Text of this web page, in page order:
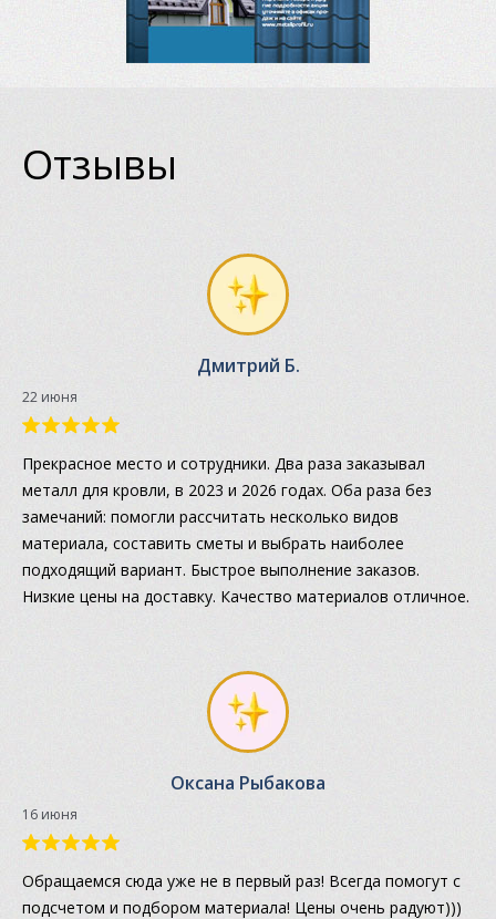
Отзывы
Дмитрий Б.
22 июня
Прекрасное место и сотрудники. Два раза заказывал
металл для кровли, в 2023 и 2026 годах. Оба раза без
замечаний: помогли рассчитать несколько видов
материала, составить сметы и выбрать наиболее
подходящий вариант. Быстрое выполнение заказов.
Низкие цены на доставку. Качество материалов отличное.
Оксана Рыбакова
16 июня
Обращаемся сюда уже не в первый раз! Всегда помогут с
подсчетом и подбором материала! Цены очень радуют)))